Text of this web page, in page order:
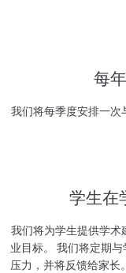
每
我们将每季度安排一次
学生在
我们将为学生提供学术
业目标。 我们将定期
压力，并将反馈给家长